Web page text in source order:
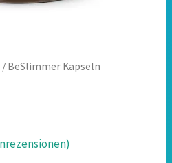
/ BeSlimmer Kapseln